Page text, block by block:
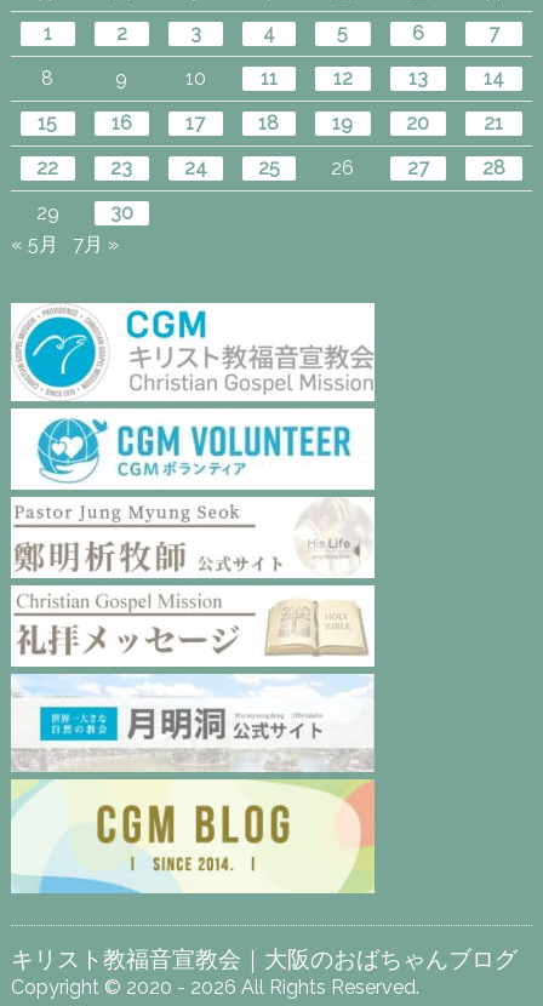
1
2 3 4 5 6
7
8
9 10 11 12 13
14
15
16 17 18 19 20
21
22
23 24 25 26 27
28
29
30
« 5月
7月 »
キリスト教福音宣教会｜大阪のおばちゃんブログ
Copyright © 2020 - 2026 All Rights Reserved.